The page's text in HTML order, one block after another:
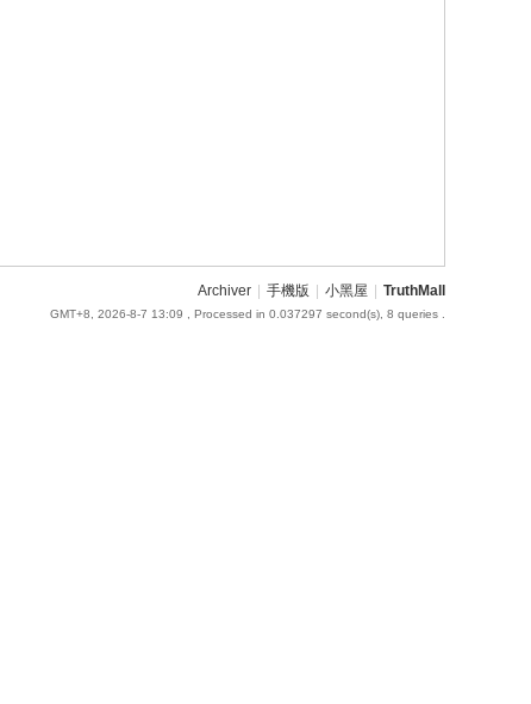
Archiver 手機版 小黑屋 TruthMall
GMT+8, 2026-8-7 13:09 , Processed in 0.037297 second(s), 8 queries .